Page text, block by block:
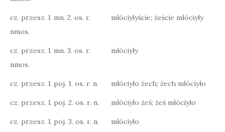
cz. przesz. l. mn. 2. os. r.
nmos.
młōciyłyście; żeście młōciyły
cz. przesz. l. mn. 3. os. r.
nmos.
młōciyły
cz. przesz. l. poj. 1. os. r. n. młōciyło żech; żech młōciyło
cz. przesz. l. poj. 2. os. r. n. młōciyło żeś; żeś młōciyło
cz. przesz. l. poj. 3. os. r. n. młōciyło